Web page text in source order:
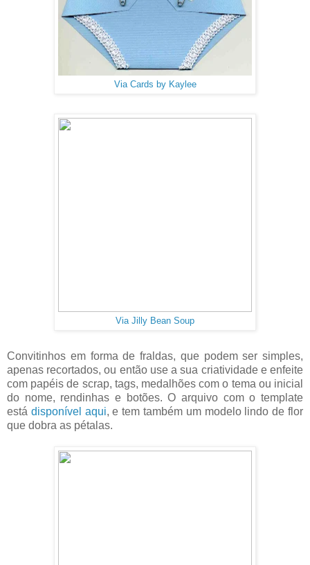
Via Cards by Kaylee
Via Jilly Bean Soup
Convitinhos em forma de fraldas, que podem ser simples,
apenas recortados, ou então use a sua criatividade e enfeite
com papéis de scrap, tags, medalhões com o tema ou inicial
do nome, rendinhas e botões. O arquivo com o template
está disponível aqui, e tem também um modelo lindo de flor
que dobra as pétalas.